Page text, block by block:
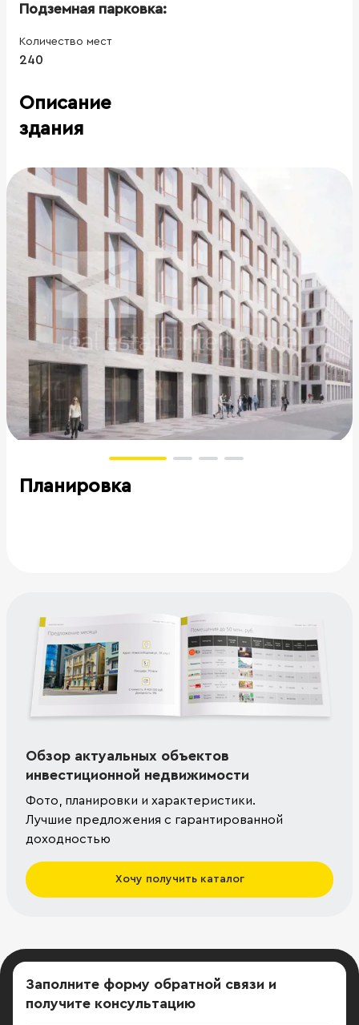
Подземная парковка:
Количество мест
240
Описание
здания
Планировка
Обзор актуальных объектов
инвестиционной недвижимости
Фото, планировки и характеристики.
Лучшие предложения с гарантированной
доходностью
Хочу получить каталог
Заполните форму обратной связи и
получите консультацию